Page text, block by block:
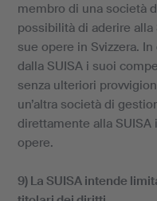
membro di una società
possibilità di aderire alla
sue opere in Svizzera.
dalla SUISA i suoi
senza ulteriori
un’altra società di
direttamente alla
opere.
9) La SUISA intende